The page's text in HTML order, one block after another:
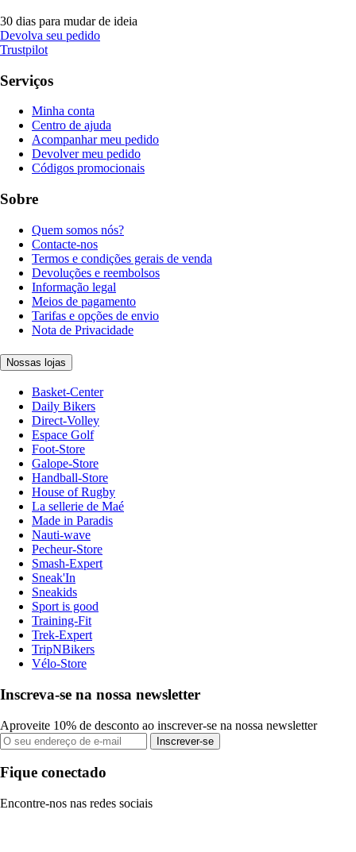
30 dias para mudar de ideia
Devolva seu pedido
Trustpilot
Serviços
Minha conta
Centro de ajuda
Acompanhar meu pedido
Devolver meu pedido
Códigos promocionais
Sobre
Quem somos nós?
Contacte-nos
Termos e condições gerais de venda
Devoluções e reembolsos
Informação legal
Meios de pagamento
Tarifas e opções de envio
Nota de Privacidade
Nossas lojas
Basket-Center
Daily Bikers
Direct-Volley
Espace Golf
Foot-Store
Galope-Store
Handball-Store
House of Rugby
La sellerie de Maé
Made in Paradis
Nauti-wave
Pecheur-Store
Smash-Expert
Sneak'In
Sneakids
Sport is good
Training-Fit
Trek-Expert
TripNBikers
Vélo-Store
Inscreva-se na nossa newsletter
Aproveite 10% de desconto ao inscrever-se na nossa newsletter
Inscrever-se
Fique conectado
Encontre-nos nas redes sociais